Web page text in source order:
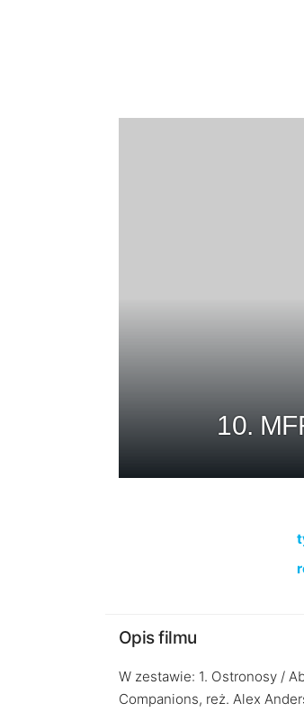
10.
Opis filmu
W zestawie: 1. Ostronosy /
Companions, reż. Alex